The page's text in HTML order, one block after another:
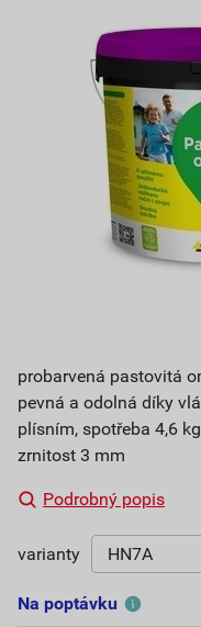
probarvená pastovitá
pevná a odolná díky
plísním, spotřeba 4,6
zrnitost 3 mm
Podrobný popis
varianty
Na poptávku